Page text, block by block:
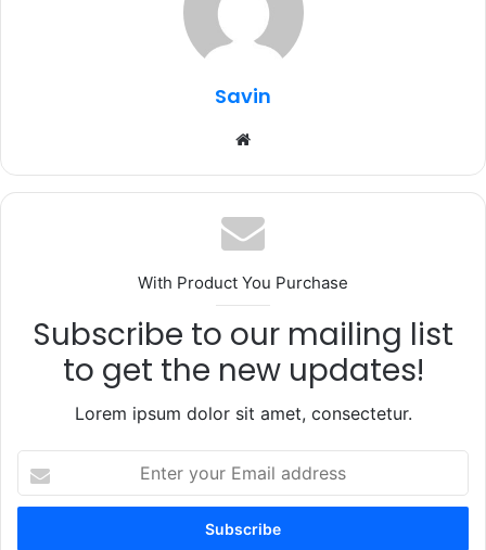
p
Savin
With Product You Purchase
Subscribe to our mailing list
to get the new updates!
Lorem ipsum dolor sit amet, consectetur.
your
Email